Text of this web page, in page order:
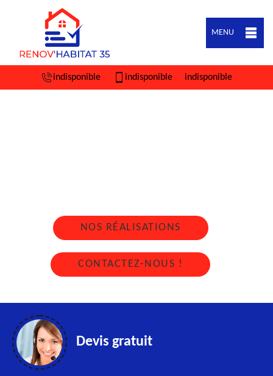
MENU
indisponible indisponible indisponible
NOS RÉALISATIONS
CONTACTEZ-NOUS !
Devis gratuit